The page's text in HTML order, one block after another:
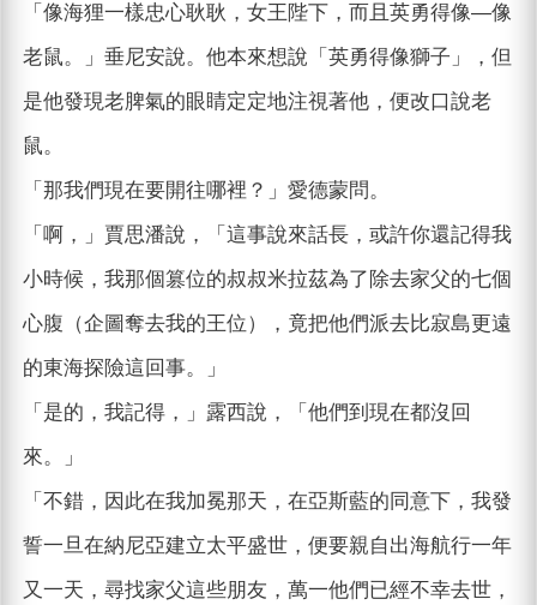
「像海狸一樣忠心耿耿，女王陛下，而且英勇得像—像
老鼠。」垂尼安說。他本來想說「英勇得像獅子」，但
是他發現老脾氣的眼睛定定地注視著他，便改口說老
鼠。
「那我們現在要開往哪裡？」愛德蒙問。
「啊，」賈思潘說，「這事說來話長，或許你還記得我
小時候，我那個篡位的叔叔米拉茲為了除去家父的七個
心腹（企圖奪去我的王位），竟把他們派去比寂島更遠
的東海探險這回事。」
「是的，我記得，」露西說，「他們到現在都沒回
來。」
「不錯，因此在我加冕那天，在亞斯藍的同意下，我發
誓一旦在納尼亞建立太平盛世，便要親自出海航行一年
又一天，尋找家父這些朋友，萬一他們已經不幸去世，